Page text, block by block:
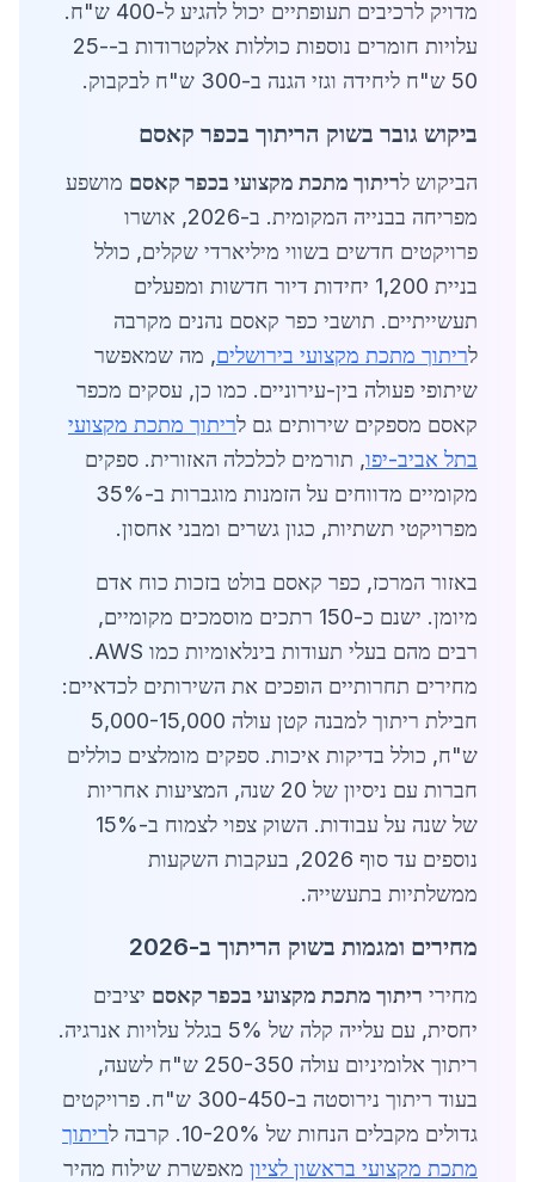
מדויק לרכיבים תעופתיים יכול להגיע ל-400 ש"ח.
עלויות חומרים נוספות כוללות אלקטרודות ב-25-
50 ש"ח ליחידה וגזי הגנה ב-300 ש"ח לבקבוק.
ביקוש גובר בשוק הריתוך בכפר קאסם
הביקוש לריתוך מתכת מקצועי בכפר קאסם מושפע
מפריחה בבנייה המקומית. ב-2026, אושרו
פרויקטים חדשים בשווי מיליארדי שקלים, כולל
בניית 1,200 יחידות דיור חדשות ומפעלים
תעשייתיים. תושבי כפר קאסם נהנים מקרבה
לריתוך מתכת מקצועי בירושלים, מה שמאפשר
שיתופי פעולה בין-עירוניים. כמו כן, עסקים מכפר
קאסם מספקים שירותים גם לריתוך מתכת מקצועי
בתל אביב-יפו, תורמים לכלכלה האזורית. ספקים
מקומיים מדווחים על הזמנות מוגברות ב-35%
מפרויקטי תשתיות, כגון גשרים ומבני אחסון.
באזור המרכז, כפר קאסם בולט בזכות כוח אדם
מיומן. ישנם כ-150 רתכים מוסמכים מקומיים,
רבים מהם בעלי תעודות בינלאומיות כמו AWS.
מחירים תחרותיים הופכים את השירותים לכדאיים:
חבילת ריתוך למבנה קטן עולה 5,000-15,000
ש"ח, כולל בדיקות איכות. ספקים מומלצים כוללים
חברות עם ניסיון של 20 שנה, המציעות אחריות
של שנה על עבודות. השוק צפוי לצמוח ב-15%
נוספים עד סוף 2026, בעקבות השקעות
ממשלתיות בתעשייה.
מחירים ומגמות בשוק הריתוך ב-2026
מחירי ריתוך מתכת מקצועי בכפר קאסם יציבים
יחסית, עם עלייה קלה של 5% בגלל עלויות אנרגיה.
ריתוך אלומיניום עולה 250-350 ש"ח לשעה,
בעוד ריתוך נירוסטה ב-300-450 ש"ח. פרויקטים
גדולים מקבלים הנחות של 10-20%. קרבה ל
ריתוך
מתכת מקצועי בראשון לציון מאפשרת שילוח מהיר